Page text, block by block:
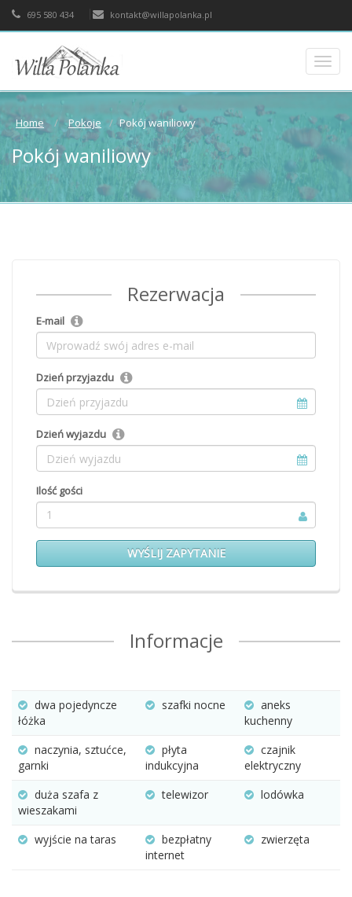
695 580 434 kontakt@willapolanka.pl
Home Pokoje Pokój waniliowy
Pokój waniliowy
Rezerwacja
E-mail
Dzień przyjazdu
Dzień wyjazdu
Ilość gości
1
WYŚLIJ ZAPYTANIE
Informacje
dwa pojedyncze
łóżka
szafki nocne
aneks
kuchenny
naczynia, sztućce,
garnki
płyta
indukcyjna
czajnik
elektryczny
duża szafa z
wieszakami
telewizor lodówka
wyjście na taras
bezpłatny
internet
zwierzęta